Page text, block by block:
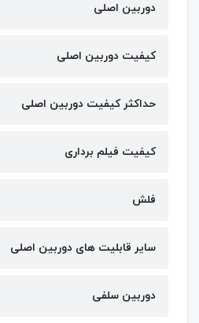
دوربین اصلی
کیفیت دوربین‌ اصلی
حداکثر کیفیت دوربین اصلی
کیفیت فیلم برداری
فلش
سایر قابلیت های دوربین اصلی
دوربین سلفی